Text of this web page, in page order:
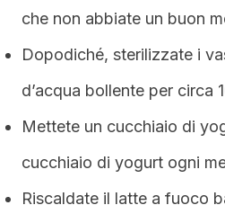
che non abbiate un buon
Dopodiché, sterilizzate i
d’acqua bollente per circa
Mettete un cucchiaio di
cucchiaio di yogurt ogni
Riscaldate il latte a fuoco